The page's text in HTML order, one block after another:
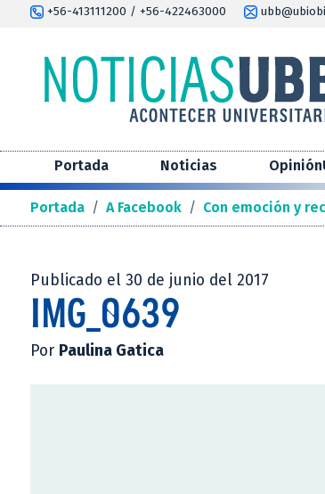
+56-413111200 / +56-422463000
Portada Noticias
Portada / A Facebook / Con emoción y
Publicado el 30 de junio del 2017
IMG_0639
Por Paulina Gatica